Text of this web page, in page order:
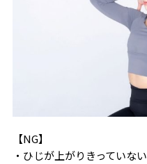
【NG】
・ひじが上がりきっていない